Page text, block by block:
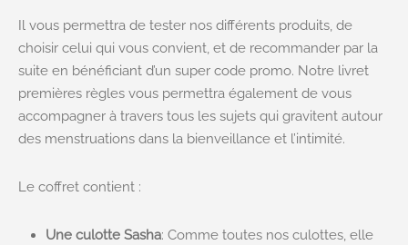
Il vous permettra de tester nos différents produits, de
choisir celui qui vous convient, et de recommander par la
suite en bénéficiant d’un super code promo. Notre livret
premières règles vous permettra également de vous
accompagner à travers tous les sujets qui gravitent autour
des menstruations dans la bienveillance et l’intimité.
Le coffret contient :
Une culotte Sasha: Comme toutes nos culottes, elle